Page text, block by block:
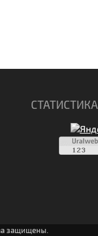
СТАТИСТИКА
защищены.